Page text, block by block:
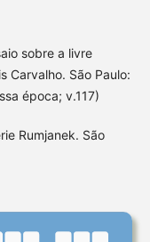
sobre a livre
Carvalho. São Paulo:
época; v.117)
Rumjanek. São